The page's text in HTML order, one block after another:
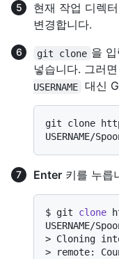
현재 작업 디렉
변경합니다.
git clone 을
넣습니다. 그러
USERNAME
대신
git clone
Enter 키를 누릅
$ git clone
USERNAME/
> Cloning
>
remote: